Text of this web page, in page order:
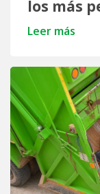
los más
Leer más